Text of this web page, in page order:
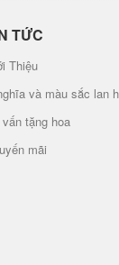
TỨC
Thiệu
và màu sắc lan
tặng hoa
mãi